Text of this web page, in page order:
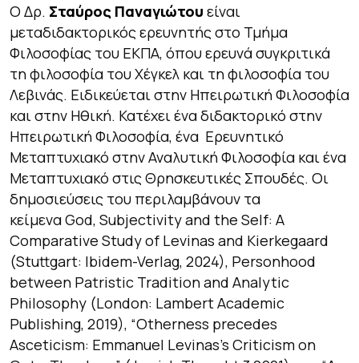
Ο Δρ. Σταύρος Παναγιώτου είναι
μεταδιδακτορικός ερευνητής στο Τμήμα
Φιλοσοφίας του ΕΚΠΑ, όπου ερευνά συγκριτικά
τη φιλοσοφία του Χέγκελ και τη φιλοσοφία του
Λεβινάς. Ειδικεύεται στην Ηπειρωτική Φιλοσοφία
και στην Ηθική. Κατέχει ένα διδακτορικό στην
Ηπειρωτική Φιλοσοφία, ένα Ερευνητικό
Μεταπτυχιακό στην Αναλυτική Φιλοσοφία και ένα
Μεταπτυχιακό στις Θρησκευτικές Σπουδές. Οι
δημοσιεύσεις του περιλαμβάνουν τα
κείμεναGod, Subjectivity and the Self: A
Comparative Study of Levinas and Kierkegaard
(Stuttgart: Ibidem-Verlag, 2024), Personhood
between Patristic Tradition and Analytic
Philosophy (London: Lambert Academic
Publishing, 2019), “Otherness precedes
Asceticism: Emmanuel Levinas’s Criticism on